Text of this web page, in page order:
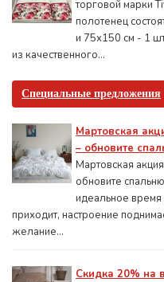
торговой марки
полотенец
и 75х150 см - 1
из качественного...
Специальные предложения
Мартовская
– обновите
Мартовская
обновите
идеальное время
приходит, настроение
желание...
Скидка 20% на